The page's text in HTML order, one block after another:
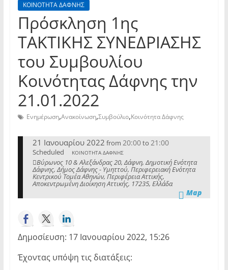
ΚΟΙΝΟΤΗΤΑ ΔΑΦΝΗΣ
Πρόσκληση 1ης
TAKTIKHΣ ΣΥΝΕΔΡΙΑΣΗΣ
του Συμβουλίου
Κοινότητας Δάφνης την
21.01.2022
Ενημέρωση,Ανακοίνωση,Συμβούλιο,Κοινότητα Δάφνης
21 Ιανουαρίου 2022 from 20:00to 21:00
Scheduled ΚΟΙΝΟΤΗΤΑ ΔΑΦΝΗΣ
Βύρωνος 10 & Αλεξάνδρας 20, Δάφνη, Δημοτική Ενότητα
Δάφνης, Δήμος Δάφνης - Υμηττού, Περιφερειακή Ενότητα
Κεντρικού Τομέα Αθηνών, Περιφέρεια Αττικής,
Αποκεντρωμένη Διοίκηση Αττικής, 17235, Ελλάδα
Map
Δημοσίευση: 17 Ιανουαρίου 2022, 15:26
Έχοντας υπόψη τις διατάξεις: